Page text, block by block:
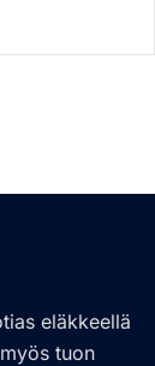
eläkkeellä
tuon